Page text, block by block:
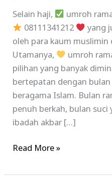
Selain haji,
umroh
08111341212
yang
oleh para kaum muslimin
Utamanya,
umroh
pilihan yang banyak
bertepatan dengan
beragama Islam. Bulan
penuh berkah, bulan
ibadah akbar […]
Read More »